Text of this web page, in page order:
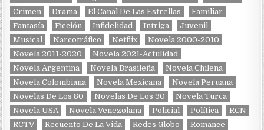
Crimen
Drama El Canal De Las Estrellas
Familiar
Fantasía
Ficción Infidelidad Intriga
Juvenil
Musical
Narcotráfico Netflix
Novela 2000-2010
Novela 2011-2020
Novela 2021-Actulidad
Novela Argentina
Novela Brasileña
Novela Chilena
Novela Colombiana
Novela Mexicana
Novela Peruana
Novelas De Los 80
Novelas De Los 90
Novela Turca
Novela USA
Novela Venezolana Policial Política
RCN
RCTV
Recuento De La Vida Redes Globo
Romance